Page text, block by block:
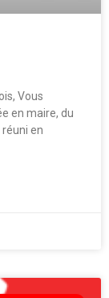
Vous
en maire, du
réuni en